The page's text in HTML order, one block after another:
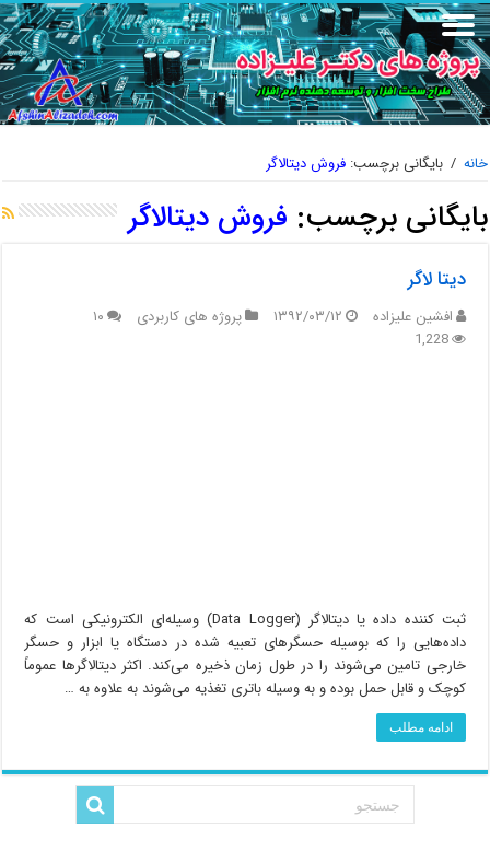
خانه / بایگانی برچسب:فروش دیتالاگر
بایگانی برچسب: فروش دیتالاگر
دیتا لاگر
افشین علیزاده ۱۳۹۲/۰۳/۱۲ پروژه های کاربردی
۱۰
1,228
ثبت‌ کننده داده یا دیتالاگر (Data Logger)‏ وسیله‌ای الکترونیکی است که
داده‌هایی را که بوسیله حسگرهای تعبیه شده در دستگاه یا ابزار و حسگر
خارجی تامین می‌شوند را در طول زمان ذخیره می‌کند. اکثر دیتالاگرها عموماً
کوچک و قابل حمل بوده و به وسیله باتری تغذیه می‌شوند به علاوه به …
ادامه مطلب